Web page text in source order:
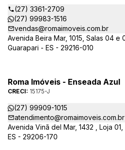
(27) 3361-2709
(27) 99983-1516
vendas@romaimoveis.com.br
Avenida Beira Mar, 1015, Salas 04 e
Guarapari - ES - 29216-010
Roma Imóveis - Enseada Azul
CRECI: 15175-J
(27) 99909-1015
atendimento@romaimoveis.com.br
Avenida Vinã del Mar, 1432 , Loja
ES - 29206-170